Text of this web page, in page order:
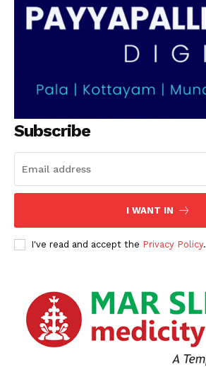
Subscribe
I WANT IN
I've read and accept the Privacy Policy.